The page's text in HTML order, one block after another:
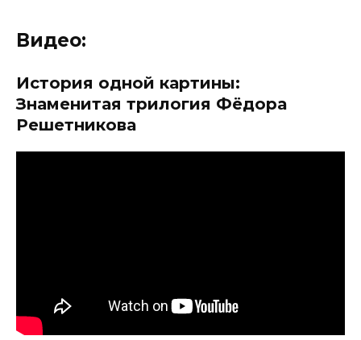
Видео:
История одной картины:
Знаменитая трилогия Фёдора
Решетникова